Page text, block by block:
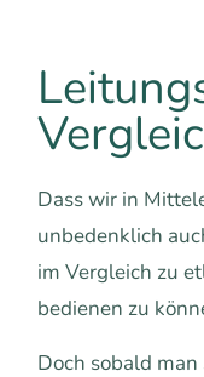
Dass wir in
unbedenklich
im Vergleich zu
bedienen zu
Doch sobald